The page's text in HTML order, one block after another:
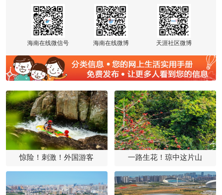
海南在线微信号 海南在线微博 天涯社区微博
惊险！刺激！外国游客 一路生花！琼中这片山